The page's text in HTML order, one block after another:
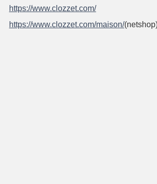
https://www.clozzet.com/
https://www.clozzet.com/maison/